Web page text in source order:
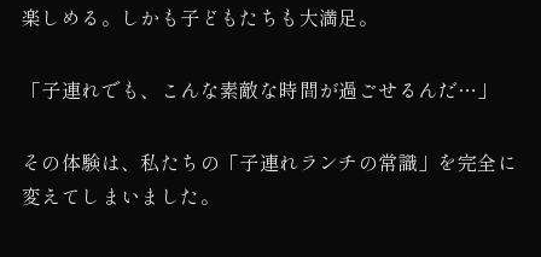
楽しめる。しかも子どもたちも大満足。
「子連れでも、こんな素敵な時間が過ごせるんだ…」
その体験は、私たちの「子連れランチの常識」を完全に
変えてしまいました。